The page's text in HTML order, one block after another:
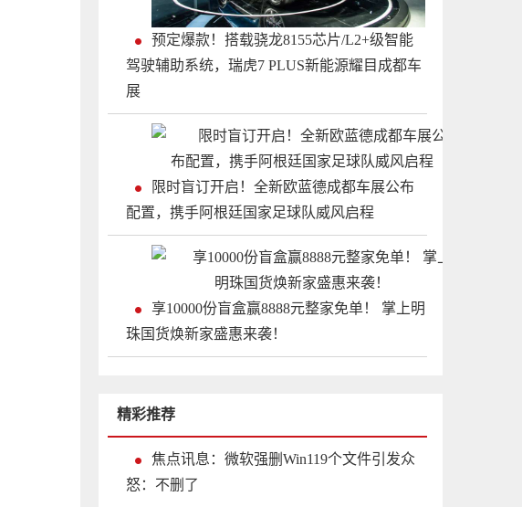
预定爆款！搭载骁龙8155芯片/L2+级智能
驾驶辅助系统，瑞虎7 PLUS新能源耀目成都车
展
限时盲订开启！全新欧蓝德成都车展公布
配置，携手阿根廷国家足球队威风启程
享10000份盲盒赢8888元整家免单！ 掌上明
珠国货焕新家盛惠来袭！
精彩推荐
焦点讯息：微软强删Win119个文件引发众
怒：不删了